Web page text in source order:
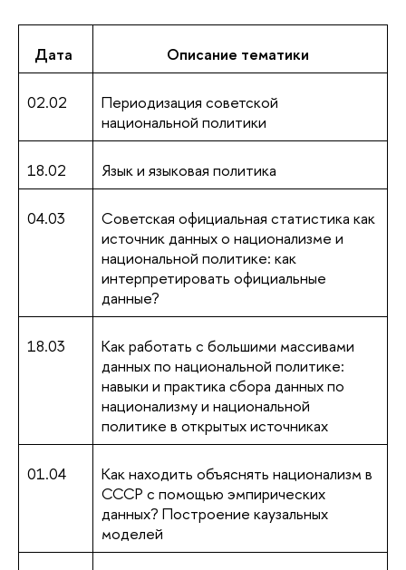
Дата Описание тематики
02.02
Периодизация советской
национальной политики
18.02 Язык и языковая политика
04.03
Советская официальная статистика как
источник данных о национализме и
национальной политике: как
интерпретировать официальные
данные?
18.03
Как работать с большими массивами
данных по национальной политике:
навыки и практика сбора данных по
национализму и национальной
политике в открытых источниках
01.04
Как находить объяснять национализм в
СССР с помощью эмпирических
данных? Построение каузальных
моделей